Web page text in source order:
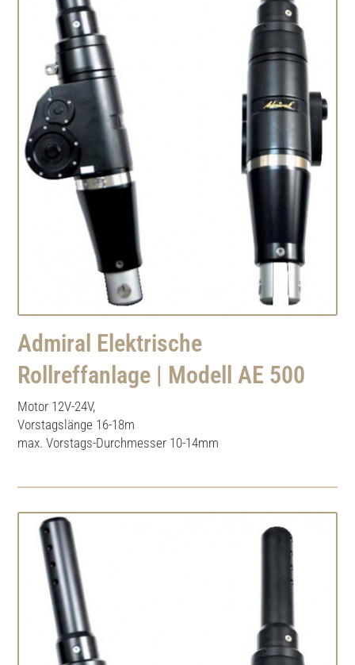
Admiral Elektrische
Rollreffanlage | Modell AE 500
Motor 12V-24V,
Vorstagslänge 16-18m
max. Vorstags-Durchmesser 10-14mm